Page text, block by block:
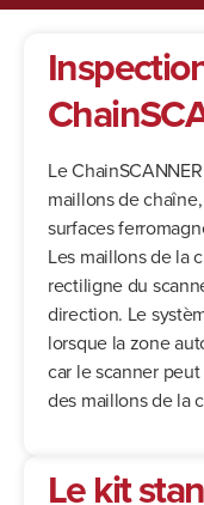
Le
maillons de
surfaces
Les maillons de la
rectiligne du
direction. Le
lorsque la zone
car le scanner
des maillons de la
Le kit